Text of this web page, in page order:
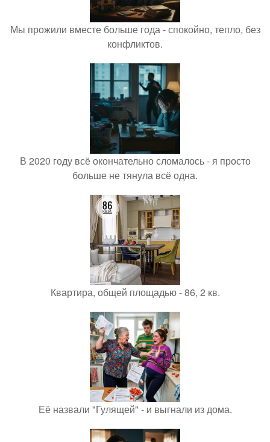
Мы прожили вместе больше года - спокойно, тепло, без
конфликтов.
В 2020 году всё окончательно сломалось - я просто
больше не тянула всё одна.
Квартира, общей площадью - 86, 2 кв.
Её назвали "Гулящей" - и выгнали из дома.